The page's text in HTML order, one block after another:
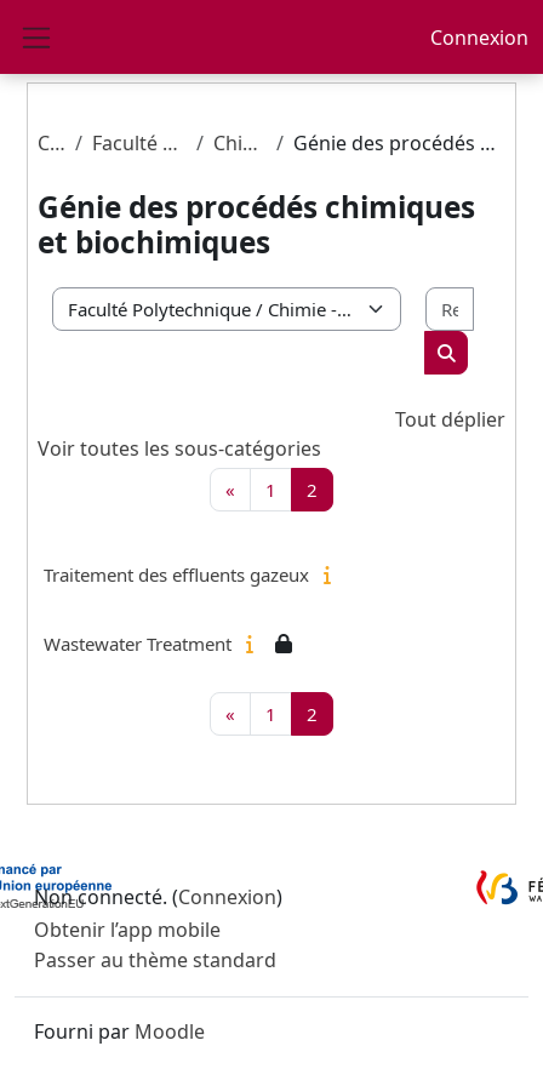
Connexion
Cours Faculté Polytechnique Chimie - SDM Génie des procédés chimiques et biochimiques
Génie des procédés chimiques
et biochimiques
Catégories de cours
Tout déplier
Voir toutes les sous-catégories
« Page précédente
1 Page 1
2
Traitement des effluents gazeux
Wastewater Treatment
« Page précédente
1 Page 1
2
Non connecté. (Connexion)
Obtenir l’app mobile
Passer au thème standard
Fourni par Moodle